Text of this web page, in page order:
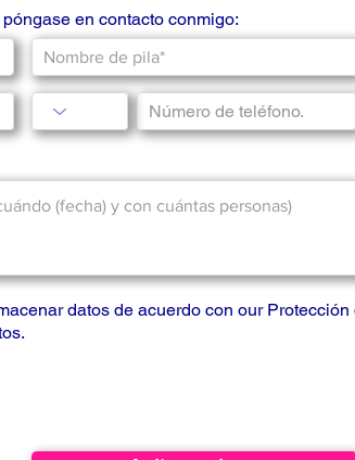
en contacto conmigo:
datos de acuerdo con our Protección